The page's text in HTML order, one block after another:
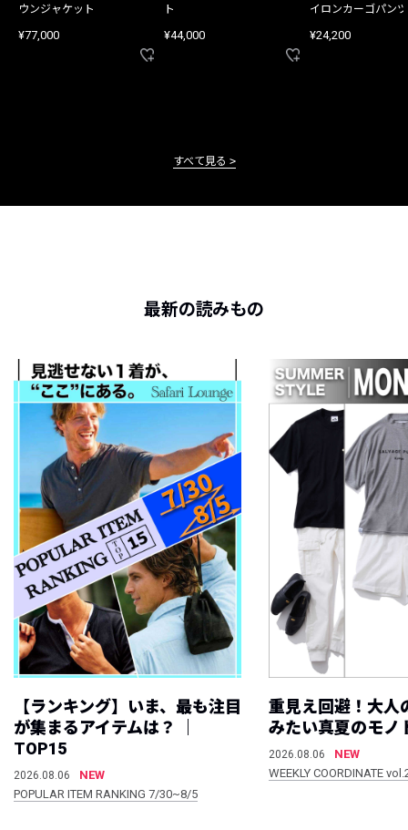
ウンジャケット
¥77,000
ト
¥44,000
イロンカーゴパンツ
¥24,200
すべて見る
最新の読みもの
【ランキング】いま、最も注目
が集まるアイテムは？ ｜
TOP15
2026.08.06
NEW
POPULAR ITEM RANKING 7/30~8/5
重見え回避！大人
みたい真夏のモノ
2026.08.06
NEW
WEEKLY COORDINATE